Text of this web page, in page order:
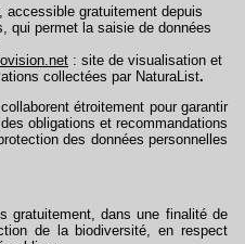
accessible gratuitement depuis
qui permet la saisie de données
: site de visualisation et
collectées par NaturaList.
étroitement pour garantir
obligations et recommandations
des données personnelles
gratuitement, dans une finalité de
de la biodiversité, en respect